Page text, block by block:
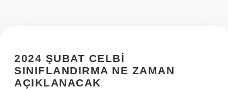
2024 ŞUBAT CELBI
SINIFLANDIRMA NE ZAMAN
AÇIKLANACAK